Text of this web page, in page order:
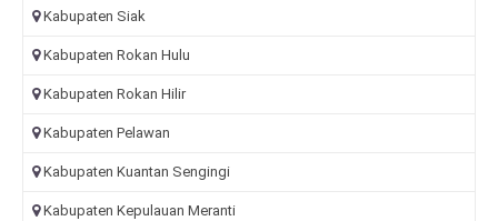
Kabupaten Siak
Kabupaten Rokan Hulu
Kabupaten Rokan Hilir
Kabupaten Pelawan
Kabupaten Kuantan Sengingi
Kabupaten Kepulauan Meranti